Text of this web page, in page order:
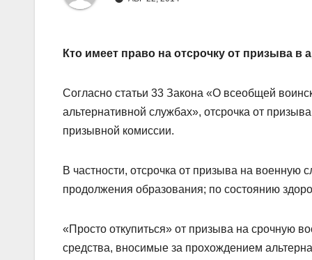
Кто имеет право на отсрочку от призыва
Согласно статьи 33 Закона «О всеобщей
альтернативной службах», отсрочка от
призывной комиссии.
В частности, отсрочка от призыва на военную
продолжения образования; по состоянию
«Просто откупиться» от призыва на срочную
средства, вносимые за прохождением